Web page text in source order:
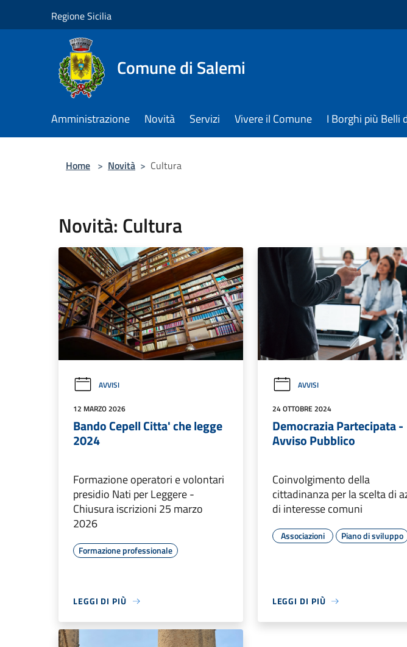
Regione Sicilia
Comune di Salemi
Amministrazione Novità Servizi Vivere il Comune I Borghi più Belli
Home > Novità > Cultura
Novità: Cultura
AVVISI
12 MARZO 2026
Bando Cepell Citta' che legge
2024
Formazione operatori e volontari
presidio Nati per Leggere -
Chiusura iscrizioni 25 marzo
2026
Formazione professionale
LEGGI DI PIÙ
AVVISI
24 OTTOBRE 2024
Democrazia Partecipata -
Avviso Pubblico
Coinvolgimento della
cittadinanza per la scelta di
di interesse comuni
Associazioni Piano di sviluppo
LEGGI DI PIÙ